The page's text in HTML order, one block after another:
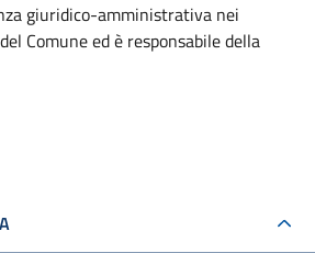
giuridico-amministrativa nei
Comune ed è responsabile della